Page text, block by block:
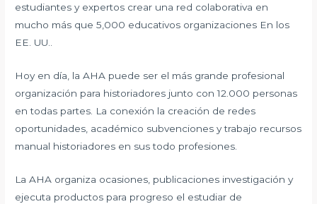
estudiantes y expertos crear una red colaborativa en
mucho más que 5,000 educativos organizaciones En los
EE. UU..
Hoy en día, la AHA puede ser el más grande profesional
organización para historiadores junto con 12.000 personas
en todas partes. La conexión la creación de redes
oportunidades, académico subvenciones y trabajo recursos
manual historiadores en sus todo profesiones.
La AHA organiza ocasiones, publicaciones investigación y
ejecuta productos para progreso el estudiar de